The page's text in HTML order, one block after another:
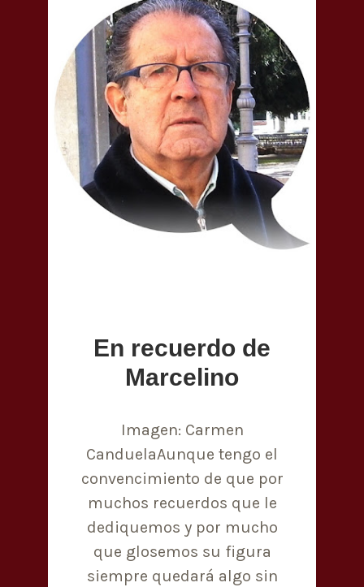
En recuerdo de
Marcelino
Imagen: Carmen
CanduelaAunque tengo el
convencimiento de que por
muchos recuerdos que le
dediquemos y por mucho
que glosemos su figura
siempre quedará algo sin